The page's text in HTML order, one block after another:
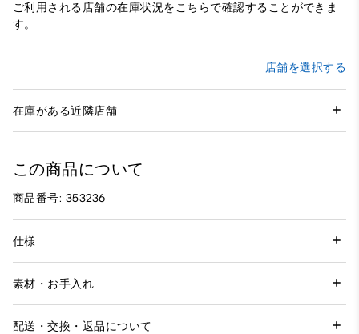
ご利用される店舗の在庫状況をこちらで確認することができま
す。
店舗を選択する
在庫がある近隣店舗
この商品について
商品番号: 353236
仕様
素材・お手入れ
配送・交換・返品について